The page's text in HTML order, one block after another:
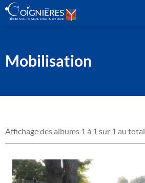
Mobilisation
Affichage des albums 1 à 1 sur 1 au total